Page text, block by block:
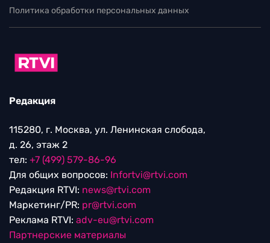
Политика обработки персональных данных
Редакция
115280, г. Москва, ул. Ленинская слобода,
д. 26, этаж 2
тел: +7 (499) 579-86-96
Для общих вопросов: Infortvi@rtvi.com
Редакция RTVI: news@rtvi.com
Маркетинг/PR: pr@rtvi.com
Реклама RTVI: adv-eu@rtvi.com
Партнерские материалы